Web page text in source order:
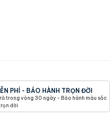
PHÍ - BẢO HÀNH TRỌN ĐỜI
trong vòng 30 ngày - Bảo hành màu sắc
đời